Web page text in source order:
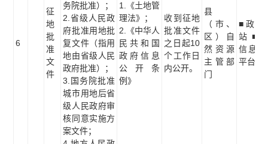
6
征
地
批
准
文
件
务院批准）；
2.省级人民政
府批准用地批
复文件（指用
地由省级人民
政府批准）；
3.国务院批准
城市用地后省
级人民政府审
核同意实施方
案文件；
1.《土地管
理法》；
2.《中华人
民共和国
政府信息
公开条
例》
收到征地
批准文件
之日起10
个工作日
内公开。
县
（市、
区）自
然资源
主管部
门
■政府
站 ■征
信息
平台